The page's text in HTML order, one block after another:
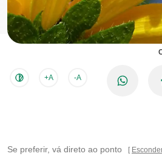
+A -A
Se preferir, vá direto ao ponto